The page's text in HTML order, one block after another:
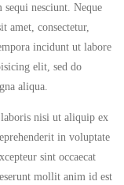
nesciunt. Neque
amet, consectetur,
incidunt ut labore
elit, sed do
aliqua.
nisi ut aliquip ex
in voluptate
sint occaecat
mollit anim id est